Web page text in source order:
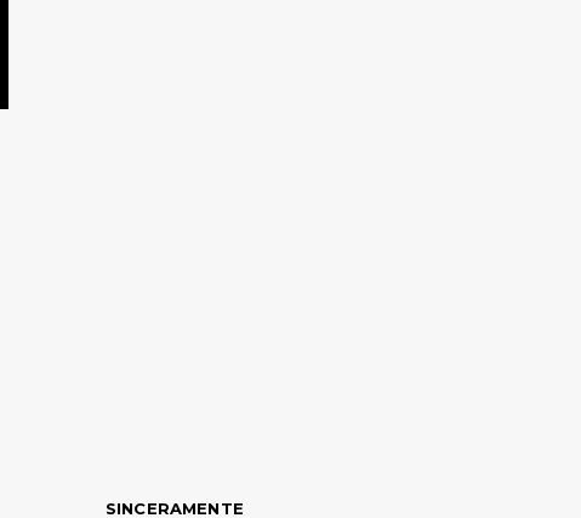
SINCERAMENTE